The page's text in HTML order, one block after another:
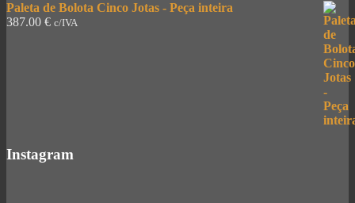
Paleta de Bolota Cinco Jotas - Peça inteira
387.00 € c/IVA
Instagram